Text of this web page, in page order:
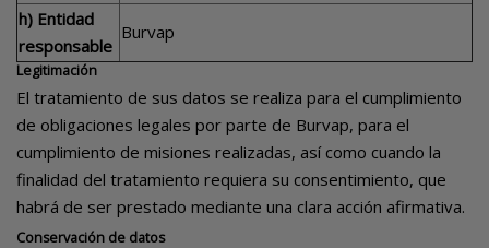
h) Entidad
responsable
Burvap
Legitimación
El tratamiento de sus datos se realiza para el cumplimiento
de obligaciones legales por parte de Burvap, para el
cumplimiento de misiones realizadas, así como cuando la
finalidad del tratamiento requiera su consentimiento, que
habrá de ser prestado mediante una clara acción afirmativa.
Conservación de datos